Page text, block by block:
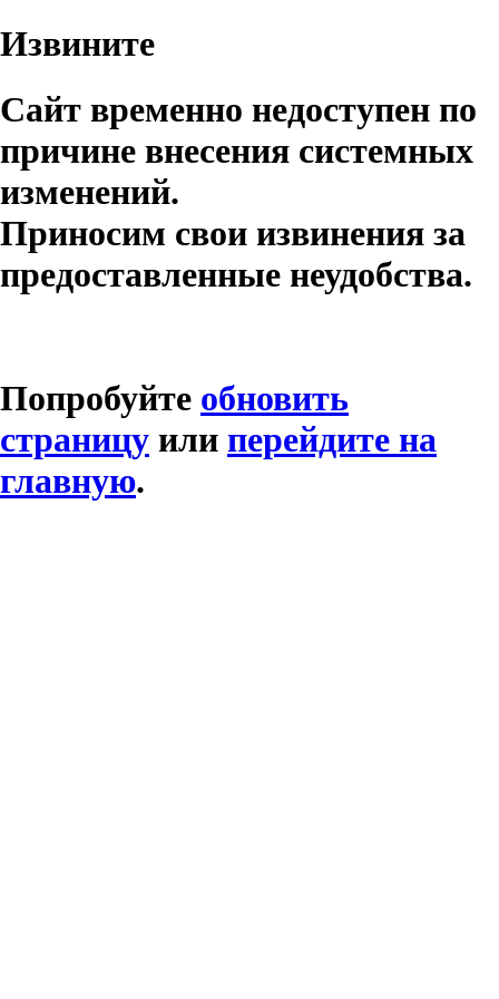
Извините
Сайт временно недоступен по
причине внесения системных
изменений.
Приносим свои извинения за
предоставленные неудобства.
Попробуйте обновить
страницу или перейдите на
главную.